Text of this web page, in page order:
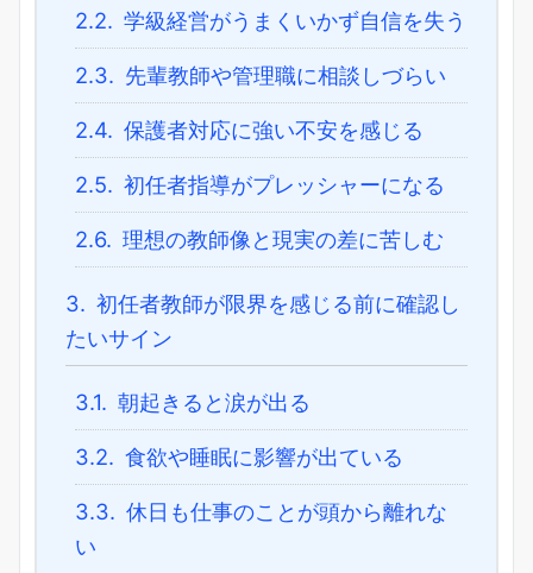
2.2. 学級経営がうまくいかず自信を失う
2.3. 先輩教師や管理職に相談しづらい
2.4. 保護者対応に強い不安を感じる
2.5. 初任者指導がプレッシャーになる
2.6. 理想の教師像と現実の差に苦しむ
3. 初任者教師が限界を感じる前に確認し
たいサイン
3.1. 朝起きると涙が出る
3.2. 食欲や睡眠に影響が出ている
3.3. 休日も仕事のことが頭から離れな
い